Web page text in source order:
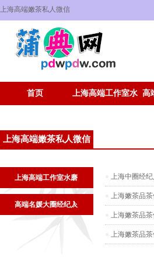
上海高端嫩茶私人微信
首页 上海高端工作室水 高
上海高端嫩茶私人微信
上海高端工作室水磨
高端名媛大圈经纪人
上海中圈经
上海嫩茶品
上海嫩茶品
上海嫩茶品